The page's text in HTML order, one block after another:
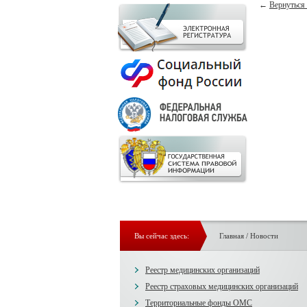
← Вернуться
Вы сейчас здесь: Главная/ Новости
Реестр медицинских организаций
Реестр страховых медицинских организаций
Территориальные фонды ОМС